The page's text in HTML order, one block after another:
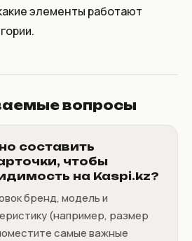
элементы работают
вопросы
составить
чтобы
на Kaspi.kz?
бренд, модель и
(например, размер
самые важные